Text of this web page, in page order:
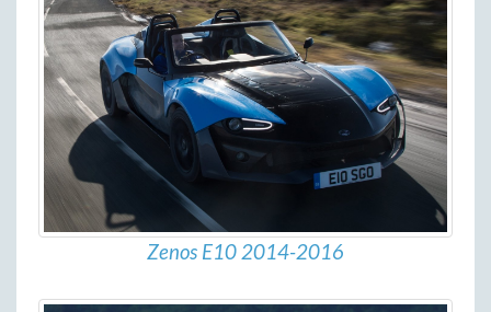
Zenos E10 2014-2016